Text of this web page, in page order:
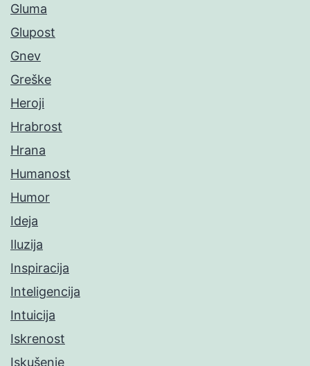
Gluma
Glupost
Gnev
Greške
Heroji
Hrabrost
Hrana
Humanost
Humor
Ideja
Iluzija
Inspiracija
Inteligencija
Intuicija
Iskrenost
Iskušenje